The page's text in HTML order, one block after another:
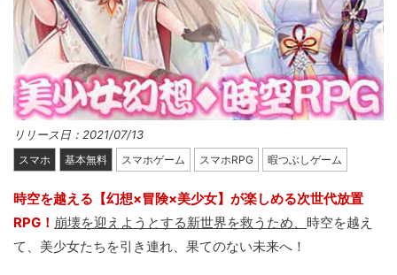
リリース日：2021/07/13
スマホ 基本無料 スマホゲーム スマホRPG 暇つぶしゲーム
時空を越える【幻想×冒険×美少女】が楽しめる次世代放置
RPG！ 崩壊を迎えようとする新世界を救うため、 時空を越え
て、美少女たちを引き連れ、果てのない未来へ！